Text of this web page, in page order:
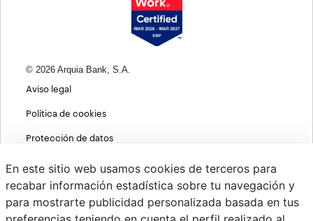
© 2026 Arquia Bank, S.A.
Aviso legal
Política de cookies
Protección de datos
Política de privacidad web
MIFID
En este sitio web usamos cookies de terceros para
recabar información estadística sobre tu navegación y
para mostrarte publicidad personalizada basada en tus